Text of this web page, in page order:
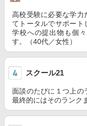
高校受験に必要な学力
てトータルでサポート
学校への提出物も個
す。（40代／女性）
スクール21
面談のたびに１つ上の
最終的にはそのランク